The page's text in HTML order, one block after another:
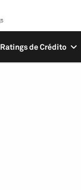
Ratings de Crédito